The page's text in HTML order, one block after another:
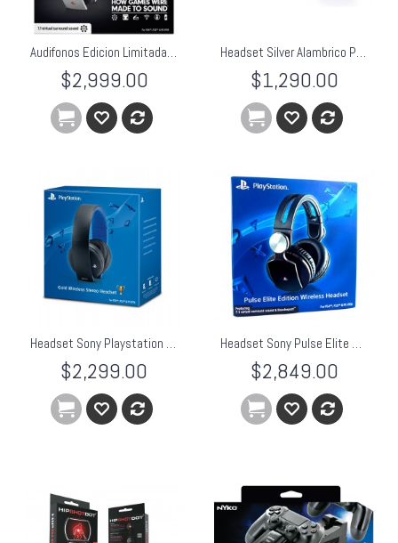
Audifonos Edicion Limitada Headset Gold 20 Aniversario Playstation PS3, PS4, PSVita
$2,999.00
Headset Silver Alambrico Ps4 Ps3
$1,290.00
Headset Sony Playstation Gold Inalambrico Ps4 Ps3 Psvita
$2,299.00
Headset Sony Pulse Elite 7.1 Sorround PS3 PS4
$2,849.00